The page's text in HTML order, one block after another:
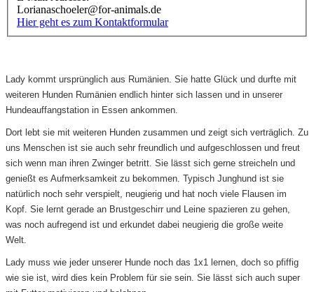
Lorianaschoeler@for-animals.de
Hier geht es zum Kontaktformular
Lady kommt ursprünglich aus Rumänien. Sie hatte Glück und durfte mit
weiteren Hunden Rumänien endlich hinter sich lassen und in unserer
Hundeauffangstation in Essen ankommen.
Dort lebt sie mit weiteren Hunden zusammen und zeigt sich verträglich. Zu
uns Menschen ist sie auch sehr freundlich und aufgeschlossen und freut
sich wenn man ihren Zwinger betritt. Sie lässt sich gerne streicheln und
genießt es Aufmerksamkeit zu bekommen. Typisch Junghund ist sie
natürlich noch sehr verspielt, neugierig und hat noch viele Flausen im
Kopf. Sie lernt gerade an Brustgeschirr und Leine spazieren zu gehen,
was noch aufregend ist und erkundet dabei neugierig die große weite
Welt.
Lady muss wie jeder unserer Hunde noch das 1x1 lernen, doch so pfiffig
wie sie ist, wird dies kein Problem für sie sein. Sie lässt sich auch super